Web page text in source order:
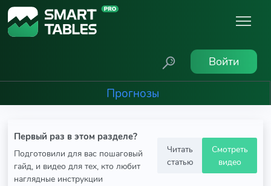
Войти
Прогнозы
Первый раз в этом разделе?
Подготовили для вас пошаговый
гайд, и видео для тех, кто любит
наглядные инструкции
Читать
статью
Смотреть
видео